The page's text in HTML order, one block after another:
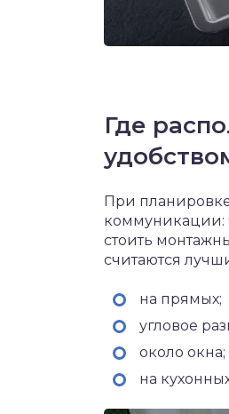
Где
При
коммуникации:
стоить
считаются
на прямых;
угловое
около окна;
на